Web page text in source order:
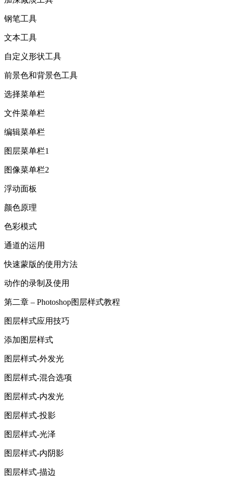
钢笔工具
文本工具
自定义形状工具
前景色和背景色工具
选择菜单栏
文件菜单栏
编辑菜单栏
图层菜单栏1
图像菜单栏2
浮动面板
颜色原理
色彩模式
通道的运用
快速蒙版的使用方法
动作的录制及使用
第二章 – Photoshop图层样式教程
图层样式应用技巧
添加图层样式
图层样式-外发光
图层样式-混合选项
图层样式-内发光
图层样式-投影
图层样式-光泽
图层样式-内阴影
图层样式-描边